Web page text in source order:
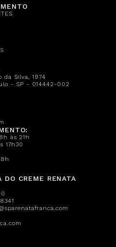
da Silva, 1974
- SP - 014442-002
às 21h
17h30
DO CREME RENATA